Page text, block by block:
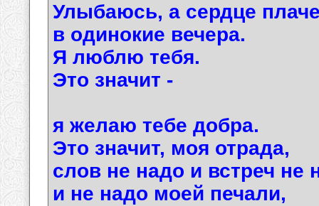
Улыбаюсь, а сердце
в одинокие вечера.
Я люблю тебя.
Это значит -
я желаю тебе добра.
Это значит, моя отрада,
слов не надо и встреч не
и не надо моей печали,